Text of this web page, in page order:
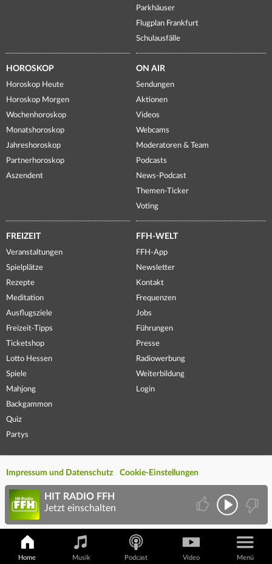
Parkhäuser
Flugplan Frankfurt
Schulausfälle
HOROSKOP
Horoskop Heute
Horoskop Morgen
Wochenhoroskop
Monatshoroskop
Jahreshoroskop
Partnerhoroskop
Aszendent
ON AIR
Sendungen
Aktionen
Videos
Webcams
Moderatoren & Team
Podcasts
News-Podcast
Themen-Ticker
Voting
FREIZEIT
Veranstaltungen
Spielplätze
Rezepte
Meditation
Ausflugsziele
Freizeit-Tipps
Ticketshop
Lotto Hessen
Spiele
Mahjong
Backgammon
Quiz
Partys
FFH-WELT
FFH-App
Newsletter
Kontakt
Frequenzen
Jobs
Führungen
Presse
Radiowerbung
Weiterbildung
Login
Impressum und Datenschutz Cookie-Einstellungen
Home Musik Podcast Video Menü
HIT RADIO FFH
Jetzt einschalten